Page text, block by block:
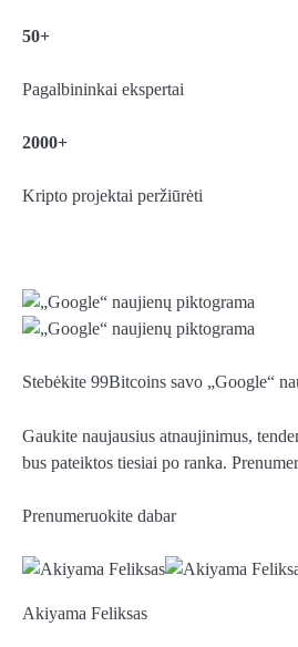
50+
Pagalbininkai ekspertai
2000+
Kripto projektai peržiūrėti
Stebėkite 99Bitcoins savo „Google“
Gaukite naujausius atnaujinimus,
bus pateiktos tiesiai po ranka.
Prenumeruokite dabar
Akiyama Feliksas